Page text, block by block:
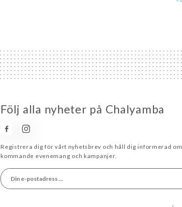
Följ alla nyheter på Chalyamba
Registrera dig för vårt nyhetsbrev och håll dig informerad om
kommande evenemang och kampanjer.